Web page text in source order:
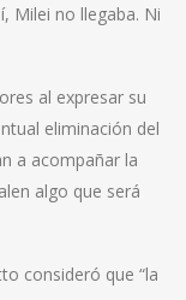
Milei no llegaba. Ni
al expresar su
eliminación del
a acompañar la
algo que será
consideró que “la